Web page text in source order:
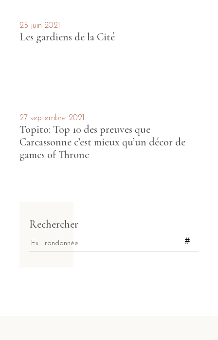
25 juin 2021
Les gardiens de la Cité
27 septembre 2021
Topito: Top 10 des preuves que
Carcassonne c’est mieux qu’un décor de
games of Throne
Rechercher